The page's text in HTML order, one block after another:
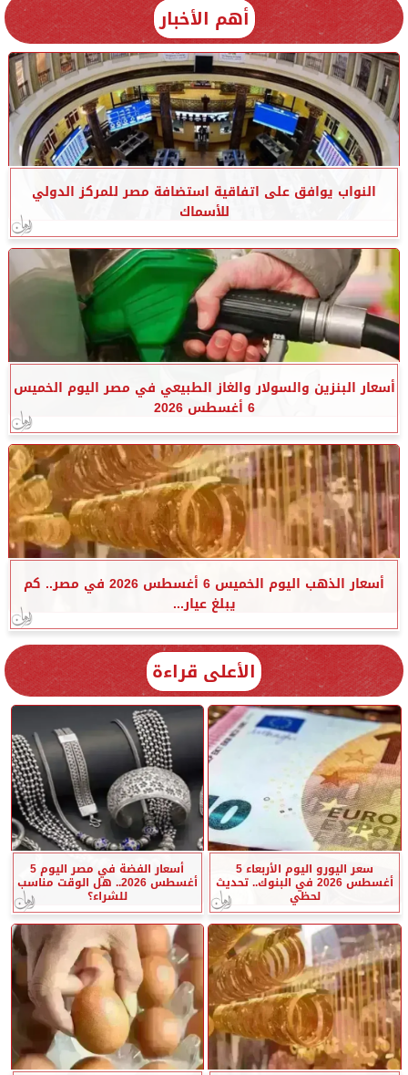
أهم الأخبار
النواب يوافق على اتفاقية استضافة مصر للمركز الدولي
للأسماك
أسعار البنزين والسولار والغاز الطبيعي في مصر اليوم الخميس
6 أغسطس 2026
أسعار الذهب اليوم الخميس 6 أغسطس 2026 في مصر.. كم
يبلغ عيار...
الأعلى قراءة
سعر اليورو اليوم الأربعاء 5
أغسطس 2026 في البنوك.. تحديث
لحظي
أسعار الفضة في مصر اليوم 5
أغسطس 2026.. هل الوقت مناسب
للشراء؟